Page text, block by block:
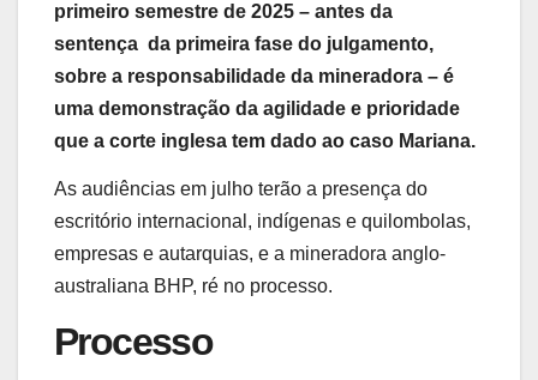
primeiro semestre de 2025 – antes da
sentença da primeira fase do julgamento,
sobre a responsabilidade da mineradora – é
uma demonstração da agilidade e prioridade
que a corte inglesa tem dado ao caso Mariana.
As audiências em julho terão a presença do
escritório internacional, indígenas e quilombolas,
empresas e autarquias, e a mineradora anglo-
australiana BHP, ré no processo.
Processo